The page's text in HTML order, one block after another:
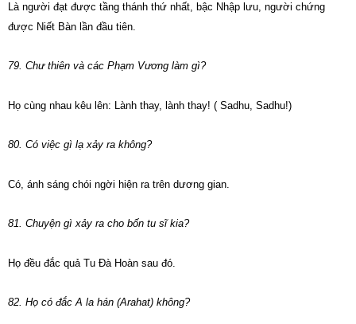
Là người đạt được tầng thánh thứ nhất, bậc Nhập lưu, người chứng
được Niết Bàn lần đầu tiên.
79. Chư thiên và các Phạm Vương làm gì?
Họ cùng nhau kêu lên: Lành thay, lành thay! ( Sadhu, Sadhu!)
80. Có việc gì lạ xảy ra không?
Có, ánh sáng chói ngời hiện ra trên dương gian.
81. Chuyện gì xảy ra cho bốn tu sĩ kia?
Họ đều đắc quả Tu Đà Hoàn sau đó.
82. Họ có đắc A la hán (Arahat) không?